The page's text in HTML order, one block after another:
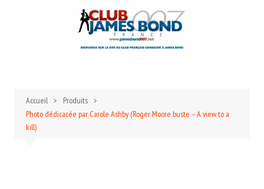
Accueil
Produits
Photo dédicacée par Carole Ashby (Roger Moore buste – A view to a
kill)